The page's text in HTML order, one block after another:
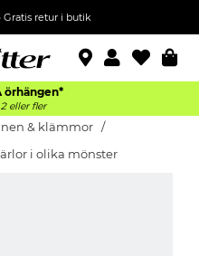
Gratis retur i butik
örhängen*
eller fler
& klämmor
i olika mönster